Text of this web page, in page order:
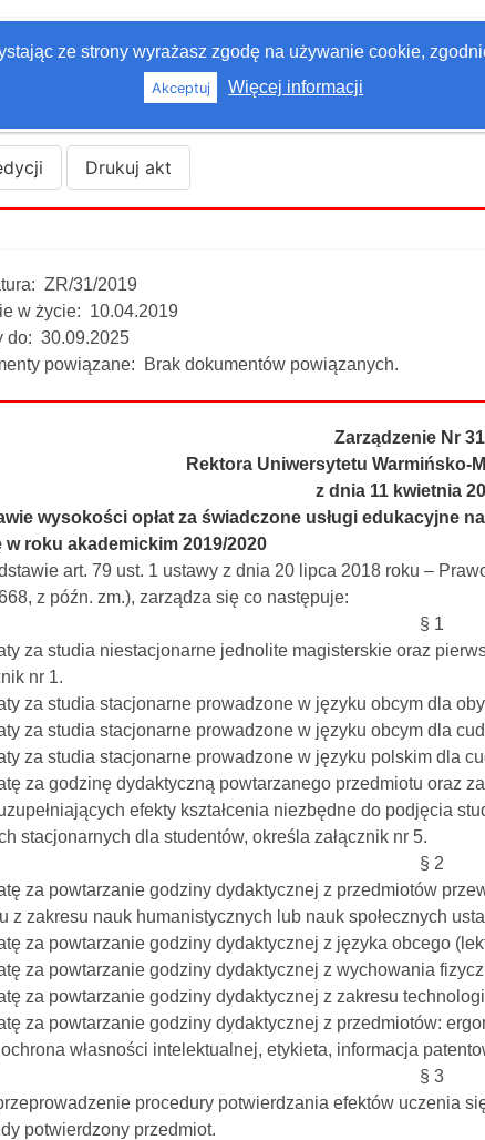
ze strony wyrażasz zgodę na używanie cookie,
Akceptuj Więcej informacji
Drukuj akt
ZR/31/2019
w życie: 10.04.2019
do: 30.09.2025
powiązane:
Brak dokumentów powiązanych.
Zarządzenie Nr
Rektora Uniwersytetu Warmińsko-
z dnia 11 kwietnia
wysokości opłat za świadczone usługi edukacyjne
w roku akademickim 2019/2020
art. 79 ust. 1 ustawy z dnia 20 lipca 2018 roku –
z późn. zm.), zarządza się co następuje:
§ 1
za studia niestacjonarne jednolite magisterskie oraz
nr 1.
za studia stacjonarne prowadzone w języku obcym dla
za studia stacjonarne prowadzone w języku obcym dla
za studia stacjonarne prowadzone w języku polskim dla
za godzinę dydaktyczną powtarzanego przedmiotu oraz
efekty kształcenia niezbędne do podjęcia
stacjonarnych dla studentów, określa załącznik nr 5.
§ 2
za powtarzanie godziny dydaktycznej z przedmiotów
z zakresu nauk humanistycznych lub nauk społecznych
za powtarzanie godziny dydaktycznej z języka obcego
za powtarzanie godziny dydaktycznej z wychowania
za powtarzanie godziny dydaktycznej z zakresu
za powtarzanie godziny dydaktycznej z przedmiotów:
własności intelektualnej, etykieta, informacja
§ 3
procedury potwierdzania efektów uczenia
potwierdzony przedmiot.